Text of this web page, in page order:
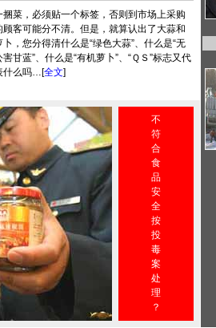
捆菜，必须贴一个标签，否则到市场上采购
顾客可能分不清。但是，就算认出了大蒜和
卜，您分得清什么是“绿色大蒜”、什么是“无
害甘蓝”、什么是“有机萝卜”、“ＱＳ”标志又代
什么吗…[全文]
不
符
合
食
品
安
全
按
投
毒
案
处
理
？